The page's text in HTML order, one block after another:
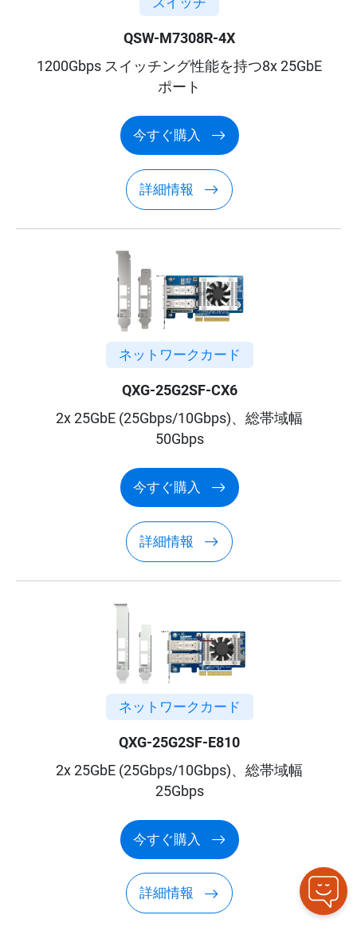
QSW-M7308R-4X
1200Gbps スイッチング性能を持つ8x 25GbE
ポート
今すぐ購入
詳細情報
ネットワークカード
QXG-25G2SF-CX6
2x 25GbE (25Gbps/10Gbps)、総帯域幅
50Gbps
今すぐ購入
詳細情報
ネットワークカード
QXG-25G2SF-E810
2x 25GbE (25Gbps/10Gbps)、総帯域幅
25Gbps
今すぐ購入
詳細情報